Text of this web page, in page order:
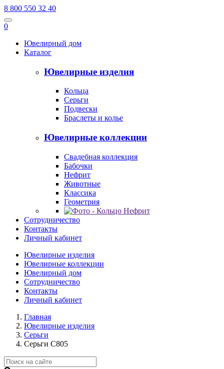
8 800 550 32 40
0
Ювелирный дом
Каталог
Ювелирные изделия
Кольца
Серьги
Подвески
Браслеты и колье
Ювелирные коллекции
Свадебная коллекция
Бабочки
Нефрит
Животные
Классика
Геометрия
Сотрудничество
Контакты
Личный кабинет
Ювелирные изделия
Ювелирные коллекции
Ювелирный дом
Сотрудничество
Контакты
Личный кабинет
Главная
Ювелирные изделия
Серьги
Серьги С805